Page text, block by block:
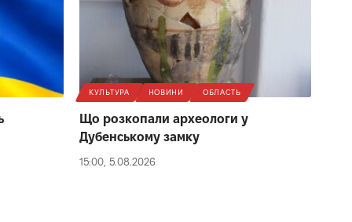
КУЛЬТУРА НОВИНИ ОБЛАСТЬ
Що розкопали археологи у
Дубенському замку
15:00, 5.08.2026